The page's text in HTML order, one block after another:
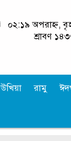
০২:১৯ অপরাহ্ন,
শ্রাবণ
উখিয়া রামু